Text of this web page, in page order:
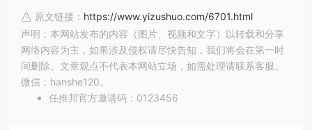
原文链接： https://www.yizushuo.com/6701.html
声明：本网站发布的内容（图片、视频和文字）以转载和分享
网络内容为主，如果涉及侵权请尽快告知，我们将会在第一时
间删除。文章观点不代表本网站立场，如需处理请联系客服。
微信：hanshe120。
任推邦官方邀请码：0123456